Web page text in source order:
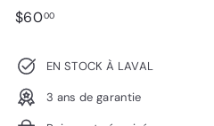
Prix
$6000$60.00
EN STOCK À LAVAL
3 ans de garantie